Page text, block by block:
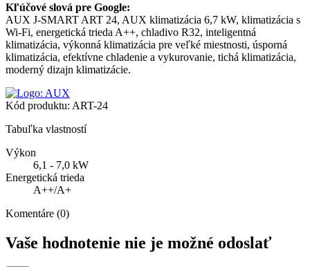
Kľúčové slová pre Google:
AUX J-SMART ART 24, AUX klimatizácia 6,7 kW, klimatizácia s
Wi-Fi, energetická trieda A++, chladivo R32, inteligentná
klimatizácia, výkonná klimatizácia pre veľké miestnosti, úsporná
klimatizácia, efektívne chladenie a vykurovanie, tichá klimatizácia,
moderný dizajn klimatizácie.
Kód produktu: ART-24
Tabuľka vlastností
Výkon
6,1 - 7,0 kW
Energetická trieda
A++/A+
Komentáre (0)
Vaše hodnotenie nie je možné odoslať